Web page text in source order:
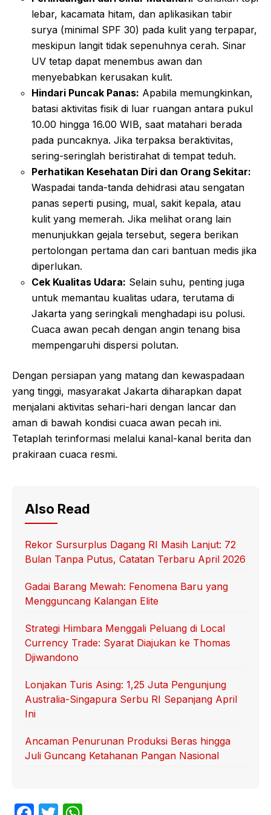
lebar, kacamata hitam, dan aplikasikan tabir
surya (minimal SPF 30) pada kulit yang terpapar,
meskipun langit tidak sepenuhnya cerah. Sinar
UV tetap dapat menembus awan dan
menyebabkan kerusakan kulit.
Hindari Puncak Panas: Apabila memungkinkan,
batasi aktivitas fisik di luar ruangan antara pukul
10.00 hingga 16.00 WIB, saat matahari berada
pada puncaknya. Jika terpaksa beraktivitas,
sering-seringlah beristirahat di tempat teduh.
Perhatikan Kesehatan Diri dan Orang Sekitar:
Waspadai tanda-tanda dehidrasi atau sengatan
panas seperti pusing, mual, sakit kepala, atau
kulit yang memerah. Jika melihat orang lain
menunjukkan gejala tersebut, segera berikan
pertolongan pertama dan cari bantuan medis jika
diperlukan.
Cek Kualitas Udara: Selain suhu, penting juga
untuk memantau kualitas udara, terutama di
Jakarta yang seringkali menghadapi isu polusi.
Cuaca awan pecah dengan angin tenang bisa
mempengaruhi dispersi polutan.
Dengan persiapan yang matang dan kewaspadaan
yang tinggi, masyarakat Jakarta diharapkan dapat
menjalani aktivitas sehari-hari dengan lancar dan
aman di bawah kondisi cuaca awan pecah ini.
Tetaplah terinformasi melalui kanal-kanal berita dan
prakiraan cuaca resmi.
Also Read
Rekor Sursurplus Dagang RI Masih Lanjut: 72
Bulan Tanpa Putus, Catatan Terbaru April 2026
Gadai Barang Mewah: Fenomena Baru yang
Mengguncang Kalangan Elite
Strategi Himbara Menggali Peluang di Local
Currency Trade: Syarat Diajukan ke Thomas
Djiwandono
Lonjakan Turis Asing: 1,25 Juta Pengunjung
Australia-Singapura Serbu RI Sepanjang April
Ini
Ancaman Penurunan Produksi Beras hingga
Juli Guncang Ketahanan Pangan Nasional